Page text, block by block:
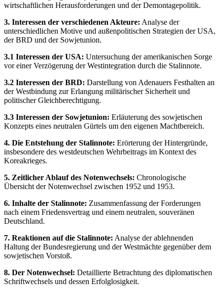
wirtschaftlichen Herausforderungen und der Demontagepolitik.
3. Interessen der verschiedenen Akteure: Analyse der
unterschiedlichen Motive und außenpolitischen Strategien der USA,
der BRD und der Sowjetunion.
3.1 Interessen der USA: Untersuchung der amerikanischen Sorge
vor einer Verzögerung der Westintegration durch die Stalinnote.
3.2 Interessen der BRD: Darstellung von Adenauers Festhalten an
der Westbindung zur Erlangung militärischer Sicherheit und
politischer Gleichberechtigung.
3.3 Interessen der Sowjetunion: Erläuterung des sowjetischen
Konzepts eines neutralen Gürtels um den eigenen Machtbereich.
4. Die Entstehung der Stalinnote: Erörterung der Hintergründe,
insbesondere des westdeutschen Wehrbeitrags im Kontext des
Koreakrieges.
5. Zeitlicher Ablauf des Notenwechsels: Chronologische
Übersicht der Notenwechsel zwischen 1952 und 1953.
6. Inhalte der Stalinnote: Zusammenfassung der Forderungen
nach einem Friedensvertrag und einem neutralen, souveränen
Deutschland.
7. Reaktionen auf die Stalinnote: Analyse der ablehnenden
Haltung der Bundesregierung und der Westmächte gegenüber dem
sowjetischen Vorstoß.
8. Der Notenwechsel: Detaillierte Betrachtung des diplomatischen
Schriftwechsels und dessen Erfolglosigkeit.